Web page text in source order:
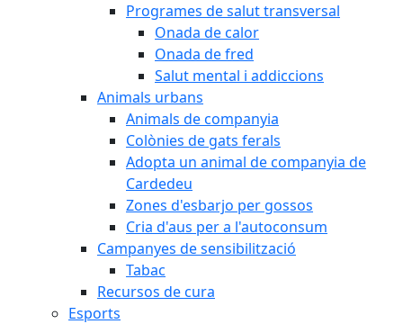
Programes de salut transversal
Onada de calor
Onada de fred
Salut mental i addiccions
Animals urbans
Animals de companyia
Colònies de gats ferals
Adopta un animal de companyia de
Cardedeu
Zones d'esbarjo per gossos
Cria d'aus per a l'autoconsum
Campanyes de sensibilització
Tabac
Recursos de cura
Esports